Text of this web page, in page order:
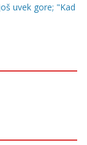
uvek gore; "Kad